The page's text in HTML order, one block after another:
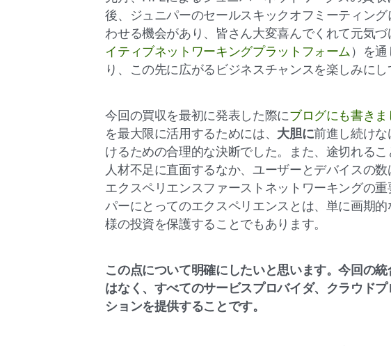
後、ジュニパーのセールスキックオフミーティン
わせる機会があり、皆さん大変喜んでくれて元気
イティブネットワーキングプラットフォーム ）を
り、この先に広がるビジネスチャンスを楽しみにし
今回の買収を最初に発表した際にブログにも書きま
を最大限に活用するためには、 大胆に前進し続けな
けるための合理的な決断でした。また、途切れる
人材不足に直面するなか、ユーザーとデバイスの
エクスペリエンスファーストネットワーキングの
パーにとってのエクスペリエンスとは、単に画期
様の投資を保護することでもあります。
この点について明確にしたいと思います。今回の
はなく、すべてのサービスプロバイダ、クラウド
ションを提供することです。